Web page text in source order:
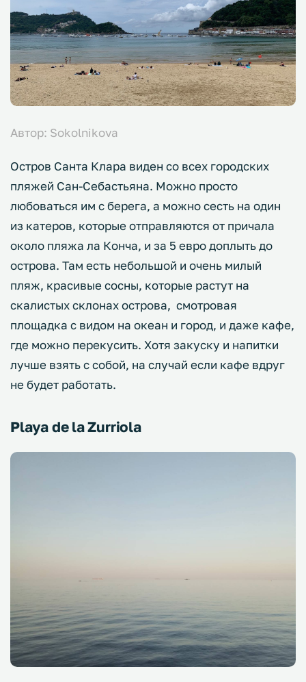
Автор: Sokolnikova
Остров Санта Клара виден со всех городских
пляжей Сан-Себастьяна. Можно просто
любоваться им с берега, а можно сесть на один
из катеров, которые отправляются от причала
около пляжа ла Конча, и за 5 евро доплыть до
острова. Там есть небольшой и очень милый
пляж, красивые сосны, которые растут на
скалистых склонах острова, смотровая
площадка с видом на океан и город, и даже кафе,
где можно перекусить. Хотя закуску и напитки
лучше взять с собой, на случай если кафе вдруг
не будет работать.
Playa de la Zurriola